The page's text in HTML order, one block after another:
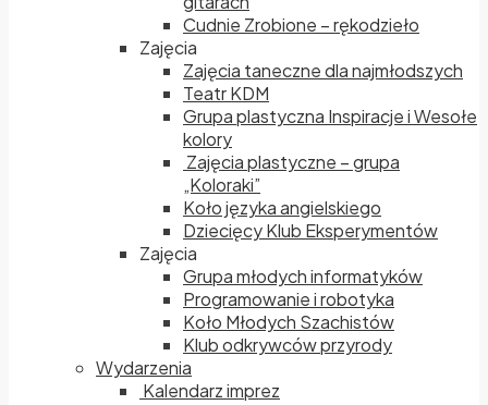
Cudnie Zrobione – rękodzieło
Zajęcia
Zajęcia taneczne dla najmłodszych
Teatr KDM
Grupa plastyczna Inspiracje i Wesołe
kolory
Zajęcia plastyczne – grupa
„Koloraki”
Koło języka angielskiego
Dziecięcy Klub Eksperymentów
Zajęcia
Grupa młodych informatyków
Programowanie i robotyka
Koło Młodych Szachistów
Klub odkrywców przyrody
Wydarzenia
Kalendarz imprez